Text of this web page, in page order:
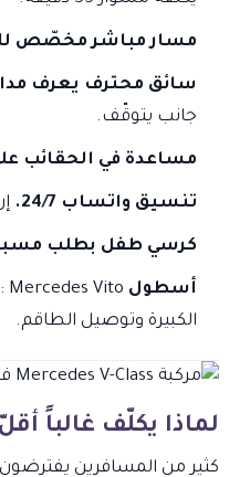
مسار مباشر مخصّص
سائق محترف يعرف
جانب يتوقّف.
مساعدة في الحقائب
تنسيق واتساب 24/7.
كرسي طفل بطلب
أسطول VIP
الكبيرة وتوصيل الطاقم.
لماذا يكلّف غالباً